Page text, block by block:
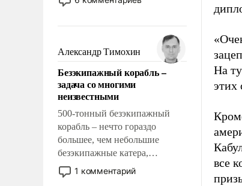
отменяя традиционное
мужественным и твердым под
ударами судьбы, брать на себя
ответственность, помогать
слабым, идти вперед и
адаптироваться.
Александр Тимохин
Безэкипажный корабль –
задача со многими
неизвестными
500-тонный безэкипажный
корабль – нечто гораздо
большее, чем небольшие
безэкипажные катера,
применение которых уже
стало обыденностью. Задача по
1 комментарий
На
этих
все